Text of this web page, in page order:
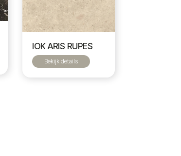
IOK ARIS RUPES
Bekijk details